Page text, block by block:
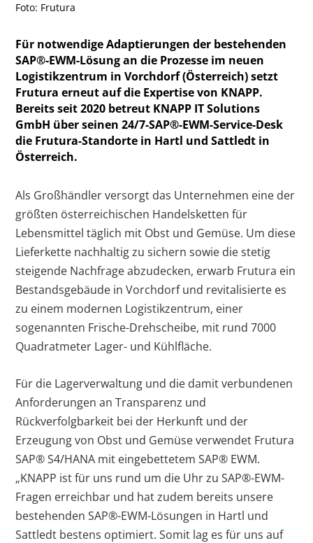
Foto: Frutura
Für notwendige Adaptierungen der bestehenden
SAP®-EWM-Lösung an die Prozesse im neuen
Logistikzentrum in Vorchdorf (Österreich) setzt
Frutura erneut auf die Expertise von KNAPP.
Bereits seit 2020 betreut KNAPP IT Solutions
GmbH über seinen 24/7-SAP®-EWM-Service-Desk
die Frutura-Standorte in Hartl und Sattledt in
Österreich.
Als Großhändler versorgt das Unternehmen eine der
größten österreichischen Handelsketten für
Lebensmittel täglich mit Obst und Gemüse. Um diese
Lieferkette nachhaltig zu sichern sowie die stetig
steigende Nachfrage abzudecken, erwarb Frutura ein
Bestandsgebäude in Vorchdorf und revitalisierte es
zu einem modernen Logistikzentrum, einer
sogenannten Frische-Drehscheibe, mit rund 7000
Quadratmeter Lager- und Kühlfläche.
Für die Lagerverwaltung und die damit verbundenen
Anforderungen an Transparenz und
Rückverfolgbarkeit bei der Herkunft und der
Erzeugung von Obst und Gemüse verwendet Frutura
SAP®S4/HANA mit eingebettetem SAP® EWM.
„KNAPP ist für uns rund um die Uhr zu SAP®-EWM-
Fragen erreichbar und hat zudem bereits unsere
bestehenden SAP®-EWM-Lösungen in Hartl und
Sattledt bestens optimiert. Somit lag es für uns auf